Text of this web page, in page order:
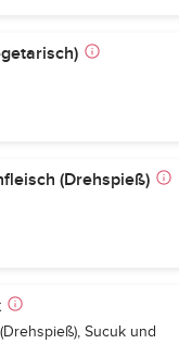
(Drehspieß)
Sucuk und